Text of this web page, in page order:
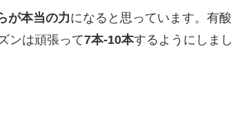
が本当の力になると思っています。有酸
ンは頑張って7本-10本するようにしまし